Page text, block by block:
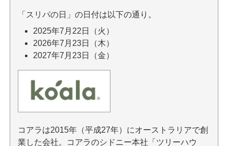
「スリパの日」の日付は以下の通り。
2025年7月22日（火）
2026年7月23日（木）
2027年7月23日（金）
コアラは2015年（平成27年）にオーストラリアで創
業した会社。コアラのシドニー本社「ツリーハウ